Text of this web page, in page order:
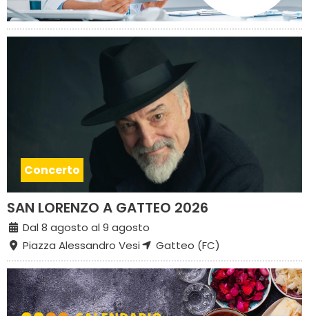
Concerto
SAN LORENZO A GATTEO 2026
Dal 8 agosto al 9 agosto
Piazza Alessandro Vesi
Gatteo (FC)